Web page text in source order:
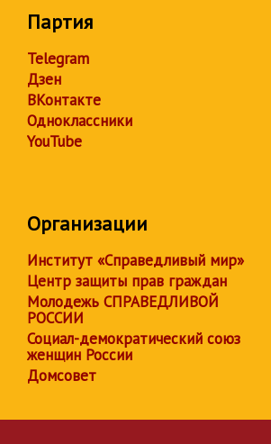
Партия
Telegram
Дзен
ВКонтакте
Одноклассники
YouTube
Организации
Институт «Справедливый мир»
Центр защиты прав граждан
Молодежь СПРАВЕДЛИВОЙ
РОССИИ
Социал-демократический союз
женщин России
Домсовет